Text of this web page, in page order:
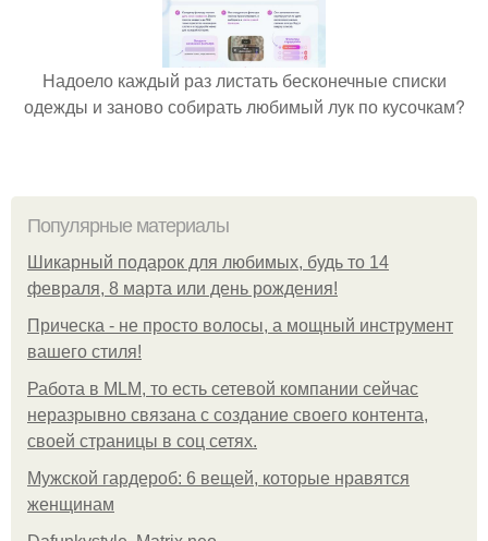
Надоело каждый раз листать бесконечные списки
одежды и заново собирать любимый лук по кусочкам?
Популярные материалы
Шикарный подарок для любимых, будь то 14
февраля, 8 марта или день рождения!
Прическа - не просто волосы, а мощный инструмент
вашего стиля!
Работа в MLM, то есть сетевой компании сейчас
неразрывно связана с создание своего контента,
своей страницы в соц сетях.
Мужской гардероб: 6 вещей, которые нравятся
женщинам